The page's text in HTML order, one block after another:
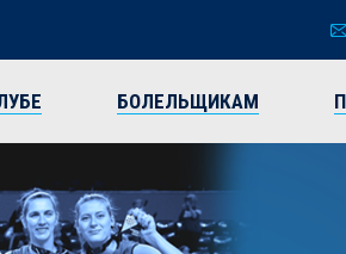
БОЛЕЛЬЩИКАМ